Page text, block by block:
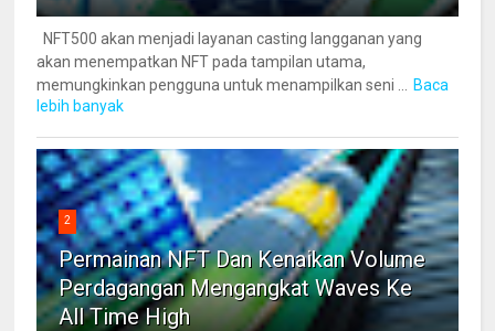
NFT500 akan menjadi layanan casting langganan yang
akan menempatkan NFT pada tampilan utama,
memungkinkan pengguna untuk menampilkan seni ...
Baca
lebih banyak
2
Permainan NFT Dan Kenaikan Volume
Perdagangan Mengangkat Waves Ke
All Time High